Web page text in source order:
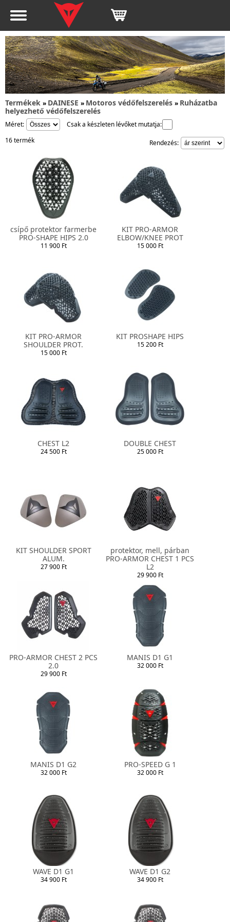
Termékek » DAINESE » Motoros védőfelszerelés » Ruházatba
helyezhető védőfelszerelés
Méret:
Csak a készleten lévőket mutatja:
16 termék
Rendezés:
csípő protektor farmerbe
PRO-SHAPE HIPS 2.0
11 900 Ft
KIT PRO-ARMOR
ELBOW/KNEE PROT
15 000 Ft
KIT PRO-ARMOR
SHOULDER PROT.
15 000 Ft
KIT PROSHAPE HIPS
15 200 Ft
CHEST L2
24 500 Ft
DOUBLE CHEST
25 000 Ft
KIT SHOULDER SPORT
ALUM.
27 900 Ft
protektor, mell, párban
PRO-ARMOR CHEST 1 PCS
L2
29 900 Ft
PRO-ARMOR CHEST 2 PCS
2.0
29 900 Ft
MANIS D1 G1
32 000 Ft
MANIS D1 G2
32 000 Ft
PRO-SPEED G 1
32 000 Ft
WAVE D1 G1
34 900 Ft
WAVE D1 G2
34 900 Ft